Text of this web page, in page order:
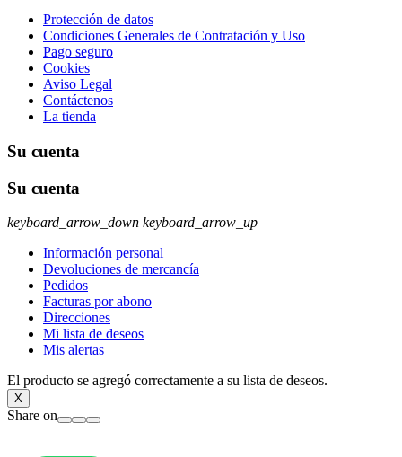
Protección de datos
Condiciones Generales de Contratación y Uso
Pago seguro
Cookies
Aviso Legal
Contáctenos
La tienda
Su cuenta
Su cuenta
keyboard_arrow_down keyboard_arrow_up
Información personal
Devoluciones de mercancía
Pedidos
Facturas por abono
Direcciones
Mi lista de deseos
Mis alertas
El producto se agregó correctamente a su lista de deseos.
X
Share on